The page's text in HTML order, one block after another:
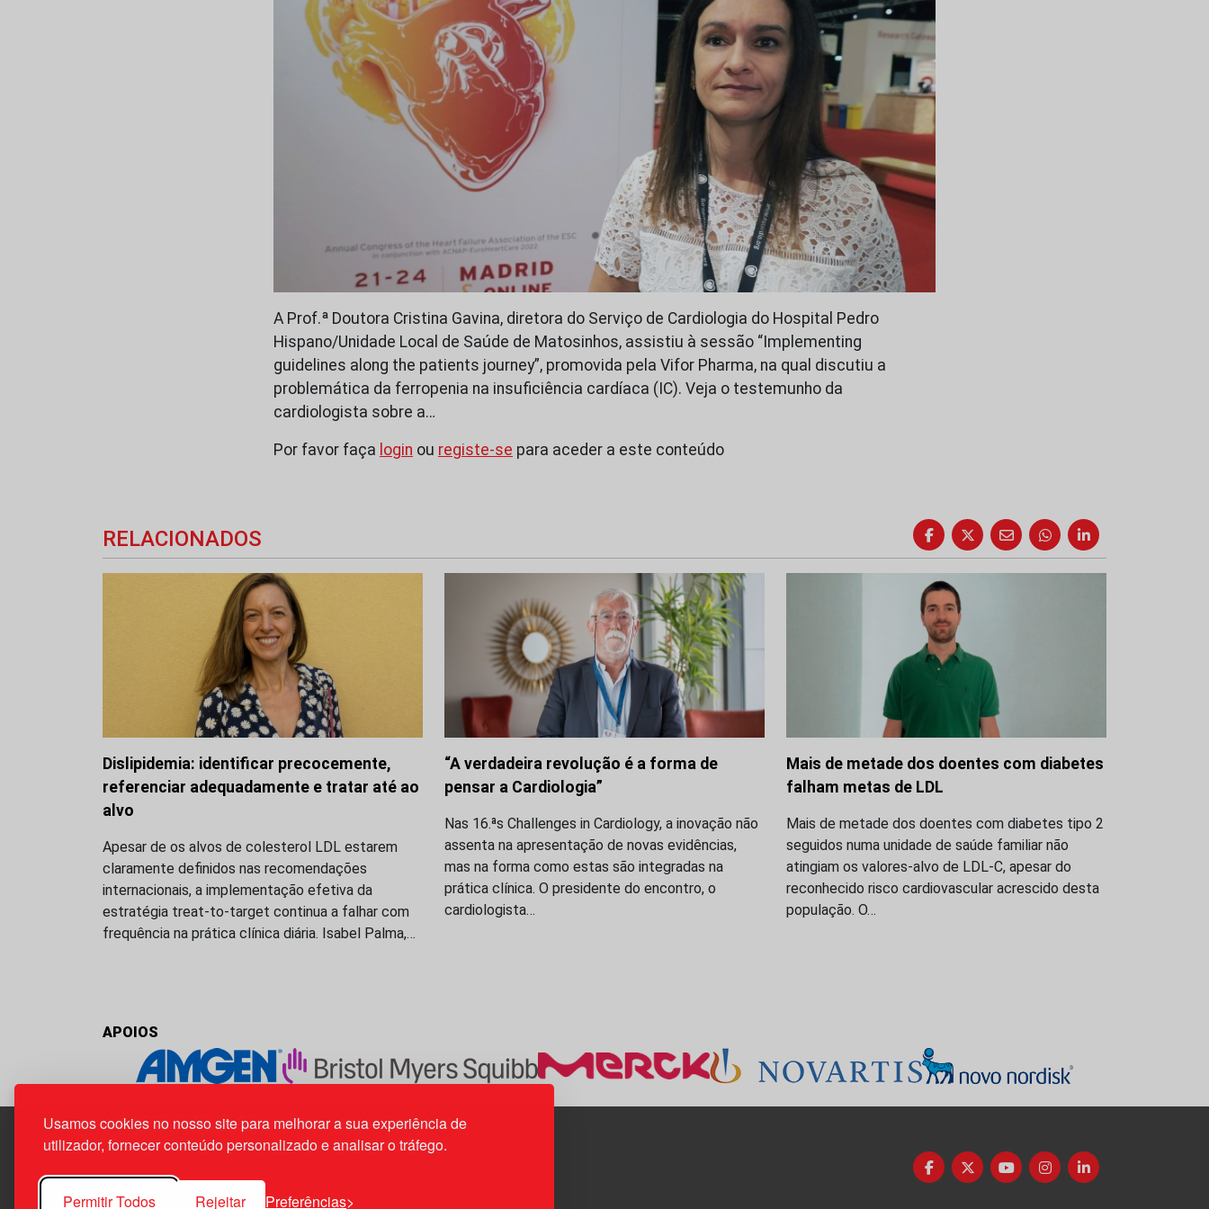
Usamos cookies no nosso site para melhorar a sua experiência de
utilizador, fornecer conteúdo personalizado e analisar o tráfego.
Permitir Todos Rejeitar Preferências
A Prof.ª Doutora Cristina Gavina, diretora do Serviço de Cardiologia do Hospital Pedro
Hispano/Unidade Local de Saúde de Matosinhos, assistiu à sessão “Implementing
guidelines along the patients journey”, promovida pela Vifor Pharma, na qual discutiu a
problemática da ferropenia na insuficiência cardíaca (IC). Veja o testemunho da
cardiologista sobre a…
Por favor faça login ou registe-se para aceder a este conteúdo
RELACIONADOS
Dislipidemia: identificar precocemente,
referenciar adequadamente e tratar até ao
alvo
Apesar de os alvos de colesterol LDL estarem
claramente definidos nas recomendações
internacionais, a implementação efetiva da
estratégia treat-to-target continua a falhar com
frequência na prática clínica diária. Isabel Palma,…
“A verdadeira revolução é a forma de
pensar a Cardiologia”
Nas 16.ªs Challenges in Cardiology, a inovação não
assenta na apresentação de novas evidências,
mas na forma como estas são integradas na
prática clínica. O presidente do encontro, o
cardiologista…
Mais de metade dos doentes com diabetes
falham metas de LDL
Mais de metade dos doentes com diabetes tipo 2
seguidos numa unidade de saúde familiar não
atingiam os valores-alvo de LDL-C, apesar do
reconhecido risco cardiovascular acrescido desta
população. O…
APOIOS
1800-282 Lisboa | Portugal
21 850 40 65